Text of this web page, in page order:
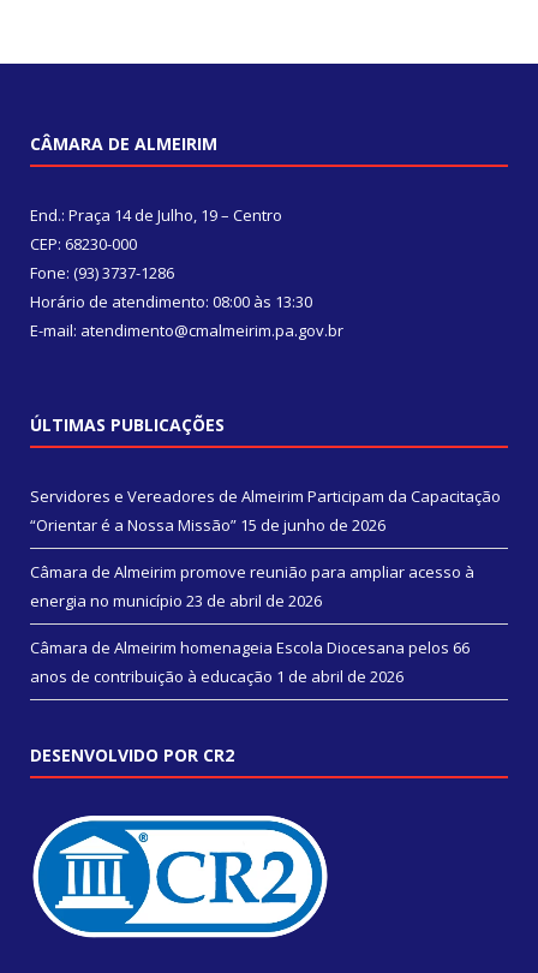
CÂMARA DE ALMEIRIM
End.: Praça 14 de Julho, 19 – Centro
CEP: 68230-000
Fone: (93) 3737-1286
Horário de atendimento: 08:00 às 13:30
E-mail: atendimento@cmalmeirim.pa.gov.br
ÚLTIMAS PUBLICAÇÕES
Servidores e Vereadores de Almeirim Participam da Capacitação
“Orientar é a Nossa Missão” 15 de junho de 2026
Câmara de Almeirim promove reunião para ampliar acesso à
energia no município 23 de abril de 2026
Câmara de Almeirim homenageia Escola Diocesana pelos 66
anos de contribuição à educação 1 de abril de 2026
DESENVOLVIDO POR CR2